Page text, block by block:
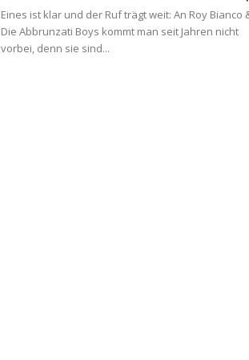
Eines ist klar und der Ruf trägt weit: An Roy Bianco
Die Abbrunzati Boys kommt man seit Jahren nicht
vorbei, denn sie sind...